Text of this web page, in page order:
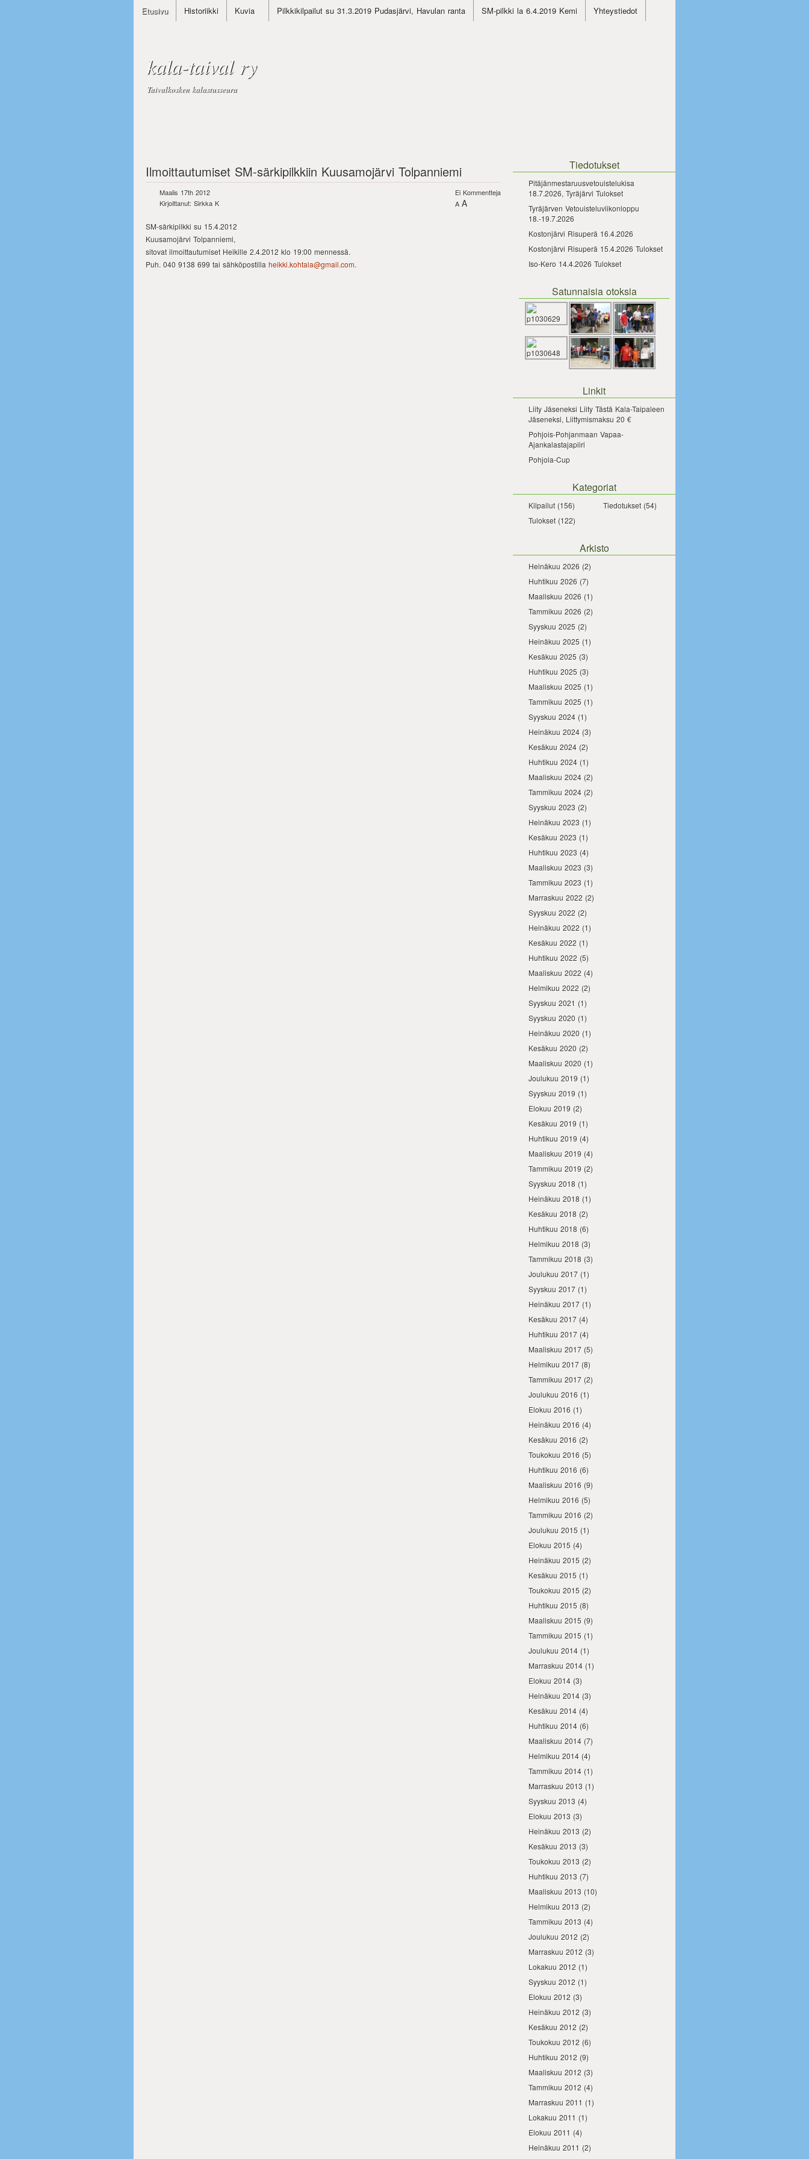
Etusivu Historiikki Kuvia Pilkkikilpailut su 31.3.2019 Pudasjärvi, Havulan ranta SM-pilkki la 6.4.2019 Kemi Yhteystiedot
kala-taival ry
Taivalkosken kalastusseura
Ilmoittautumiset SM-särkipilkkiin Kuusamojärvi Tolpanniemi
Maalis 17th 2012
Kirjoittanut: Sirkka K
Ei Kommentteja
A A
SM-särkipilkki su 15.4.2012
Kuusamojärvi Tolpanniemi,
sitovat ilmoittautumiset Heikille 2.4.2012 klo 19:00 mennessä.
Puh. 040 9138 699 tai sähköpostilla heikki.kohtala@gmail.com.
Tiedotukset
Pitäjänmestaruusvetouistelukisa
18.7.2026, Tyräjärvi Tulokset
Tyräjärven Vetouisteluviikonloppu
18.-19.7.2026
Kostonjärvi Risuperä 16.4.2026
Kostonjärvi Risuperä 15.4.2026 Tulokset
Iso-Kero 14.4.2026 Tulokset
Satunnaisia otoksia
Linkit
Liity Jäseneksi Liity Tästä Kala-Taipaleen
Jäseneksi, Liittymismaksu 20 €
Pohjois-Pohjanmaan Vapaa-
Ajankalastajapiiri
Pohjola-Cup
Kategoriat
Kilpailut (156) Tiedotukset(54)
Tulokset (122)
Arkisto
Heinäkuu 2026 (2)
Huhtikuu 2026 (7)
Maaliskuu 2026 (1)
Tammikuu 2026 (2)
Syyskuu 2025 (2)
Heinäkuu 2025 (1)
Kesäkuu 2025 (3)
Huhtikuu 2025 (3)
Maaliskuu 2025 (1)
Tammikuu 2025 (1)
Syyskuu 2024 (1)
Heinäkuu 2024 (3)
Kesäkuu 2024 (2)
Huhtikuu 2024 (1)
Maaliskuu 2024 (2)
Tammikuu 2024 (2)
Syyskuu 2023 (2)
Heinäkuu 2023 (1)
Kesäkuu 2023 (1)
Huhtikuu 2023 (4)
Maaliskuu 2023 (3)
Tammikuu 2023 (1)
Marraskuu 2022 (2)
Syyskuu 2022 (2)
Heinäkuu 2022 (1)
Kesäkuu 2022 (1)
Huhtikuu 2022 (5)
Maaliskuu 2022 (4)
Helmikuu 2022 (2)
Syyskuu 2021 (1)
Syyskuu 2020 (1)
Heinäkuu 2020 (1)
Kesäkuu 2020 (2)
Maaliskuu 2020 (1)
Joulukuu 2019 (1)
Syyskuu 2019 (1)
Elokuu 2019 (2)
Kesäkuu 2019 (1)
Huhtikuu 2019 (4)
Maaliskuu 2019 (4)
Tammikuu 2019 (2)
Syyskuu 2018 (1)
Heinäkuu 2018 (1)
Kesäkuu 2018 (2)
Huhtikuu 2018 (6)
Helmikuu 2018 (3)
Tammikuu 2018 (3)
Joulukuu 2017 (1)
Syyskuu 2017 (1)
Heinäkuu 2017 (1)
Kesäkuu 2017 (4)
Huhtikuu 2017 (4)
Maaliskuu 2017 (5)
Helmikuu 2017 (8)
Tammikuu 2017 (2)
Joulukuu 2016 (1)
Elokuu 2016 (1)
Heinäkuu 2016 (4)
Kesäkuu 2016 (2)
Toukokuu 2016 (5)
Huhtikuu 2016 (6)
Maaliskuu 2016 (9)
Helmikuu 2016 (5)
Tammikuu 2016 (2)
Joulukuu 2015 (1)
Elokuu 2015 (4)
Heinäkuu 2015 (2)
Kesäkuu 2015 (1)
Toukokuu 2015 (2)
Huhtikuu 2015 (8)
Maaliskuu 2015 (9)
Tammikuu 2015 (1)
Joulukuu 2014 (1)
Marraskuu 2014 (1)
Elokuu 2014 (3)
Heinäkuu 2014 (3)
Kesäkuu 2014 (4)
Huhtikuu 2014 (6)
Maaliskuu 2014 (7)
Helmikuu 2014 (4)
Tammikuu 2014 (1)
Marraskuu 2013 (1)
Syyskuu 2013 (4)
Elokuu 2013 (3)
Heinäkuu 2013 (2)
Kesäkuu 2013 (3)
Toukokuu 2013 (2)
Huhtikuu 2013 (7)
Maaliskuu 2013 (10)
Helmikuu 2013 (2)
Tammikuu 2013 (4)
Joulukuu 2012 (2)
Marraskuu 2012 (3)
Lokakuu 2012 (1)
Syyskuu 2012 (1)
Elokuu 2012 (3)
Heinäkuu 2012 (3)
Kesäkuu 2012 (2)
Toukokuu 2012 (6)
Huhtikuu 2012 (9)
Maaliskuu 2012 (3)
Tammikuu 2012 (4)
Marraskuu 2011 (1)
Lokakuu 2011 (1)
Elokuu 2011 (4)
Heinäkuu 2011 (2)